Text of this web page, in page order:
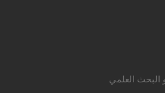
و البحث العلمي